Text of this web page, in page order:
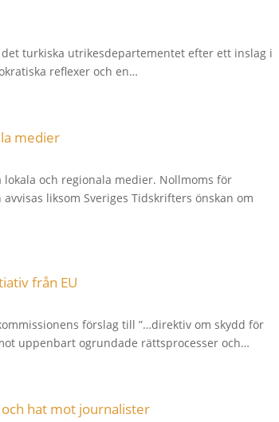
turkiska utrikesdepartementet efter ett inslag i
reflexer och en…
medier
och regionala medier. Nollmoms för
liksom Sveriges Tidskrifters önskan om
från EU
förslag till ”…direktiv om skydd för
uppenbart ogrundade rättsprocesser och…
hat mot journalister